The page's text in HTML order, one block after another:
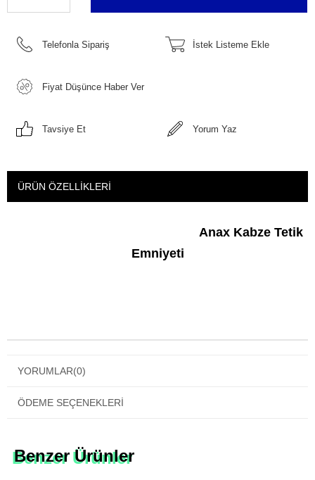
Telefonla Sipariş İstek Listeme Ekle
Fiyat Düşünce Haber Ver
Tavsiye Et Yorum Yaz
ÜRÜN ÖZELLIKLERI
Anax Kabze Tetik
Emniyeti
YORUMLAR(0)
ÖDEME SEÇENEKLERI
Benzer Ürünler